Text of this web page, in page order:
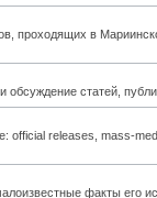
проходящих в
статей,
official releases, mass-
факты его